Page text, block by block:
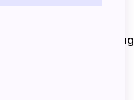
thao tác nhanh chóng